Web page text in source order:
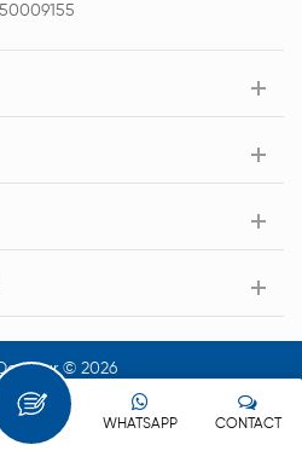
© 2026
Co.,Ltd. Tous Les Droits
Réservés.
CONTACT
WHATSAPP